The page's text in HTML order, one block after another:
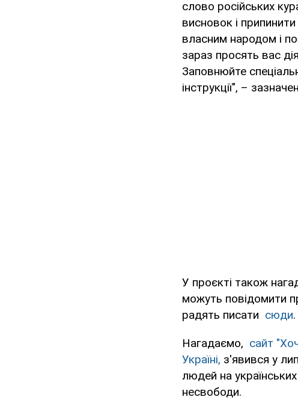
слово російських
висновок і
власним народом і
зараз просять вас
Заповнюйте
інструкції", –
У проєкті також
можуть повідомити
радять писати сюди
Нагадаємо, сайт
Україні, з'явився у
людей на
несвободи.